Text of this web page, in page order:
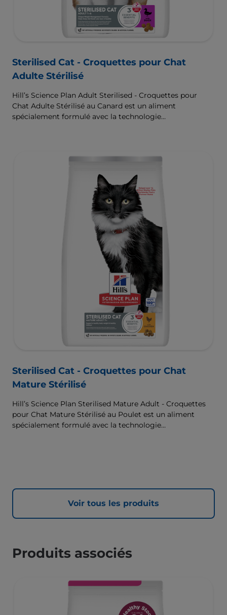
Sterilised Cat - Croquettes pour Chat
Adulte Stérilisé
Hill’s Science Plan Adult Sterilised - Croquettes pour
Chat Adulte Stérilisé au Canard est un aliment
spécialement formulé avec la technologie
à rester en bonne santé.
Sterilised Cat - Croquettes pour Chat
Mature Stérilisé
Hill’s Science Plan Sterilised Mature Adult - Croquettes
pour Chat Mature Stérilisé au Poulet est un aliment
spécialement formulé avec la technologie
Voir tous les produits
Produits associés